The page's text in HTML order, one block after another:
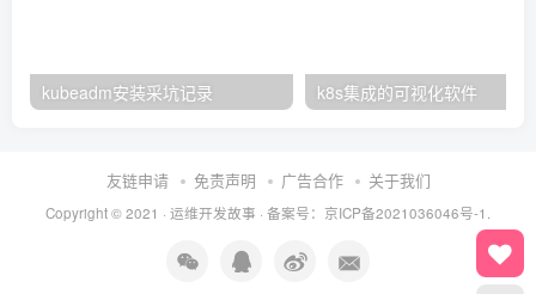
kubeadm安装采坑记录 k8s集成的可视化软件
友链申请 免责声明 广告合作 关于我们
Copyright © 2021 · 运维开发故事 · 备案号：京ICP备2021036046号-1.